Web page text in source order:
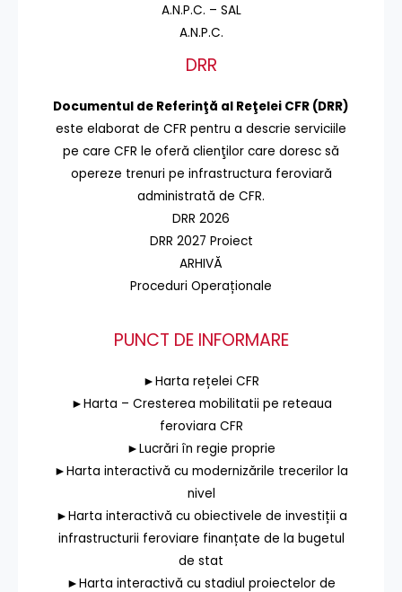
A.N.P.C. – SAL
A.N.P.C.
DRR
Documentul de Referinţă al Reţelei CFR (DRR)
este elaborat de CFR pentru a descrie serviciile
pe care CFR le oferă clienţilor care doresc să
opereze trenuri pe infrastructura feroviară
administrată de CFR.
DRR 2026
DRR 2027 Proiect
ARHIVĂ
Proceduri Operaționale
PUNCT DE INFORMARE
►Harta rețelei CFR
►Harta – Cresterea mobilitatii pe reteaua
feroviara CFR
►Lucrări în regie proprie
►Harta interactivă cu modernizările trecerilor la
nivel
►Harta interactivă cu obiectivele de investiții a
infrastructurii feroviare finanțate de la bugetul
de stat
►Harta interactivă cu stadiul proiectelor de